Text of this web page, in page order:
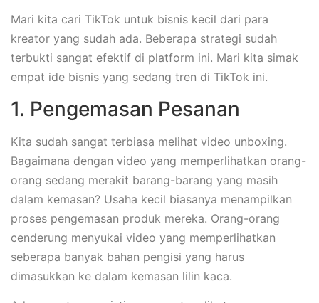
Mari kita cari TikTok untuk bisnis kecil dari para
kreator yang sudah ada. Beberapa strategi sudah
terbukti sangat efektif di platform ini. Mari kita simak
empat ide bisnis yang sedang tren di TikTok ini.
1. Pengemasan Pesanan
Kita sudah sangat terbiasa melihat video unboxing.
Bagaimana dengan video yang memperlihatkan orang-
orang sedang merakit barang-barang yang masih
dalam kemasan? Usaha kecil biasanya menampilkan
proses pengemasan produk mereka. Orang-orang
cenderung menyukai video yang memperlihatkan
seberapa banyak bahan pengisi yang harus
dimasukkan ke dalam kemasan lilin kaca.